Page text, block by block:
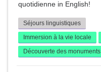
quotidienne in English!
Séjours linguistiques
Immersion à la vie locale
Découverte des monuments